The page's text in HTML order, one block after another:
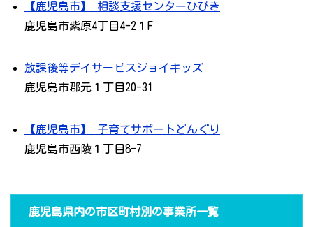
【鹿児島市】 相談支援センターひびき
鹿児島市紫原4丁目4-2１F
放課後等デイサービスジョイキッズ
鹿児島市郡元１丁目20-31
【鹿児島市】 子育てサポートどんぐり
鹿児島市西陵１丁目8-7
鹿児島県内の市区町村別の事業所一覧